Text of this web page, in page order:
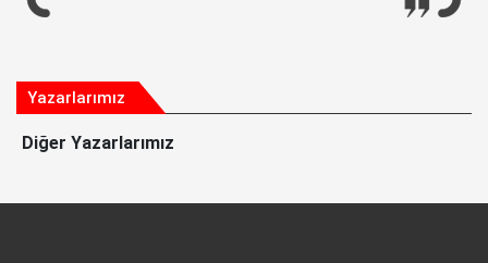
Yazarlarımız
Diğer Yazarlarımız